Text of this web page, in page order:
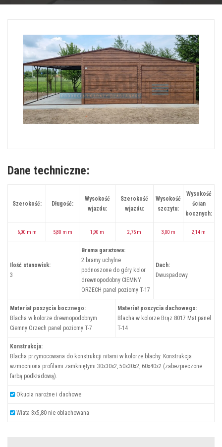
Dane techniczne:
Szerokość: Długość:
Wysokość
wjazdu:
Szerokość
wjazdu:
Wysokość
szczytu:
Wysokość
ścian
bocznych:
6,00 m m 5,80 m m 1,90 m 2,75 m 3,00 m 2,14 m
Ilość stanowisk:
3
Brama garażowa:
2 bramy uchylne
podnoszone do góry kolor
drewnopodobny CIEMNY
ORZECH panel poziomy T-17
Dach:
Dwuspadowy
Materiał poszycia bocznego:
Blacha w kolorze drewnopodobnym
Ciemny Orzech panel poziomy T-7
Materiał poszycia dachowego:
Blacha w kolorze Brąz 8017 Mat panel
T-14
Konstrukcja:
Blacha przymocowana do konstrukcji nitami w kolorze blachy. Konstrukcja
wzmocniona profilami zamkniętymi 30x30x2, 50x30x2, 60x40x2 (zabezpieczone
farbą podkładową).
Okucia narożne i dachowe
Wiata 3x5,80 nie oblachowana